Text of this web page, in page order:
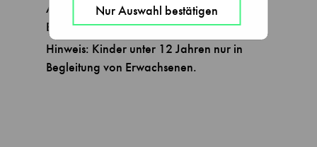
Nur Auswahl bestätigen
AsylbewerberInnen | Bayer.
Ehrenamtskarte.
Hinweis: Kinder unter 12 Jahren nur in
Begleitung von Erwachsenen.